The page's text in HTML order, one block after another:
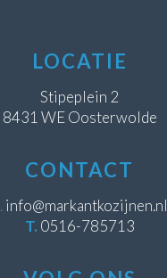
LOCATIE
Stipeplein 2
8431 WE Oosterwolde
CONTACT
.info@markantkozijnen.nl
T. 0516-785713